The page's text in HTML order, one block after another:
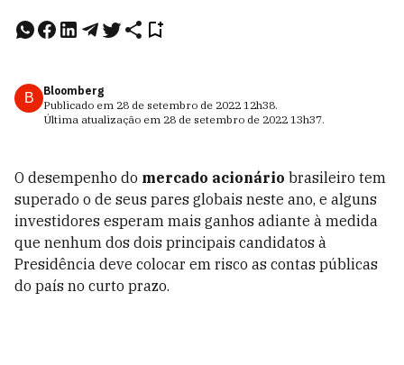
B
Bloomberg
Publicado em 28 de setembro de 2022 12h38.
Última atualização em 28 de setembro de 2022 13h37.
O desempenho do mercado acionário brasileiro tem
superado o de seus pares globais neste ano, e alguns
investidores esperam mais ganhos adiante à medida
que nenhum dos dois principais candidatos à
Presidência deve colocar em risco as contas públicas
do país no curto prazo.